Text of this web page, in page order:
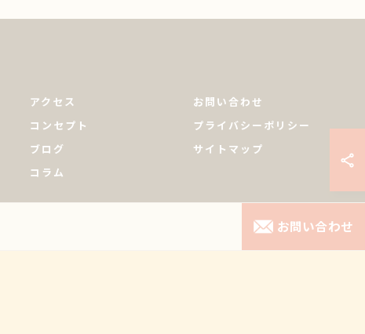
お問い合わせ
アクセス
コンセプト
ブログ
コラム
お問い合わせ
プライバシーポリシー
サイトマップ